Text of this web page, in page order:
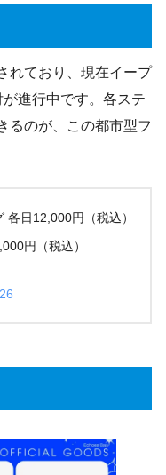
れており、現在イープ
進行中です。各ステ
るのが、この都市型フ
日12,000円（税込）
円（税込）